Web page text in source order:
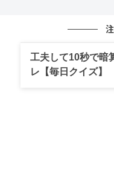
が、28年の時を経て
して物語にどのよう
工夫して10秒で暗
レ【毎日クイズ】